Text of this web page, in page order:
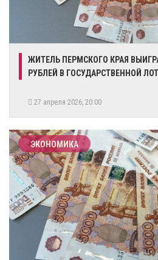
​ЖИТЕЛЬ ПЕРМСКОГО КРАЯ
РУБЛЕЙ В ГОСУДАРСТВЕННОЙ
27 апреля 2026, 20:00
ЭКОНОМИКА